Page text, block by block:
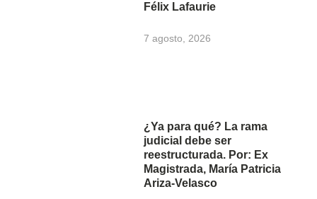
Félix Lafaurie
7 agosto, 2026
¿Ya para qué? La rama
judicial debe ser
reestructurada. Por: Ex
Magistrada, María Patricia
Ariza-Velasco